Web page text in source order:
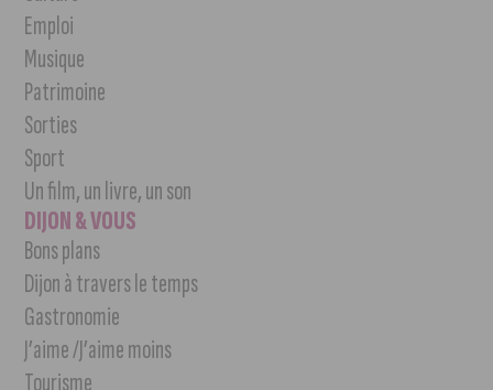
Emploi
Musique
Patrimoine
Sorties
Sport
Un film, un livre, un son
DIJON & VOUS
Bons plans
Dijon à travers le temps
Gastronomie
J’aime /J’aime moins
Tourisme